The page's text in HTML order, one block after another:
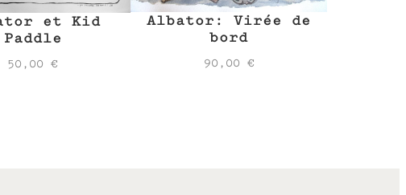
et Kid
Paddle
50,00€
Albator: Virée de
bord
90,00 €